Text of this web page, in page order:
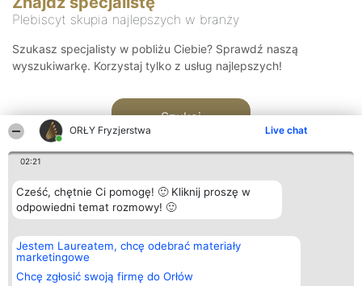
ORŁY Fryzjerstwa Live chat
02:21
Cześć, chętnie Ci pomogę! 🙂 Kliknij proszę w
odpowiedni temat rozmowy! 🙂
Jestem Laureatem, chcę odebrać materiały
marketingowe
Chcę zgłosić swoją firmę do Orłów
Plebiscyt skupia najlepszych w branży
Szukasz specjalisty w pobliżu Ciebie? Sprawdź naszą
wyszukiwarkę. Korzystaj tylko z usług najlepszych!
Szukaj
Organizator plebiscytu
Bright Side Solutions sp. z o.
o. sp. k.
ul. Ruska 22
Wrocław 50-079
Plebiscyt
Laureaci
wszystkich
Laureatów
Kontakt
Kontakt